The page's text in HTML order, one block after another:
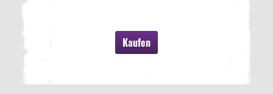
Kaufen